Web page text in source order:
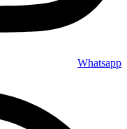
Whatsapp